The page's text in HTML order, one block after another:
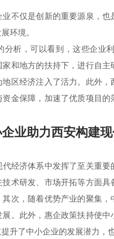
不仅是创新的重要源泉，
环境。
分析，可以看到，这些企业
和地方的扶持下，进行自
区经济注入了活力。此外
金保障，加速了优质项目
业助力西安构建
代经济体系中发挥了至关重
术研发、市场开拓等方面
次，随着优势产业的聚集
。此外，惠企政策扶持使
升了中小企业的发展潜力